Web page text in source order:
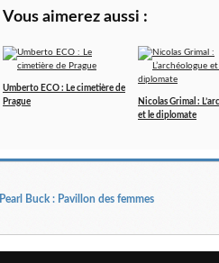
Vous aimerez aussi :
Umberto ECO : Le cimetière de
Prague
Nicolas Grimal :
et le diplomate
Pearl Buck : Pavillon des femmes